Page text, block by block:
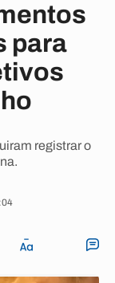
para
registrar o